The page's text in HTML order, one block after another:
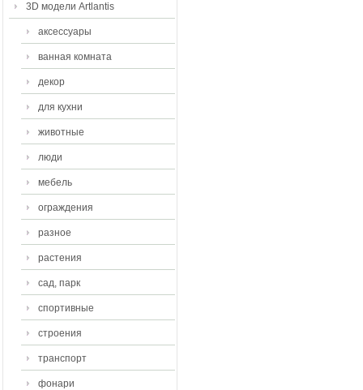
3D модели Artlantis
аксессуары
ванная комната
декор
для кухни
животные
люди
мебель
ограждения
разное
растения
сад, парк
спортивные
строения
транспорт
фонари